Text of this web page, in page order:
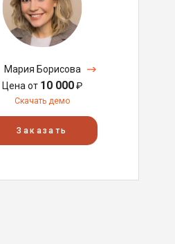
Мария Борисова
Цена от 10 000₽
Скачать демо
Заказать